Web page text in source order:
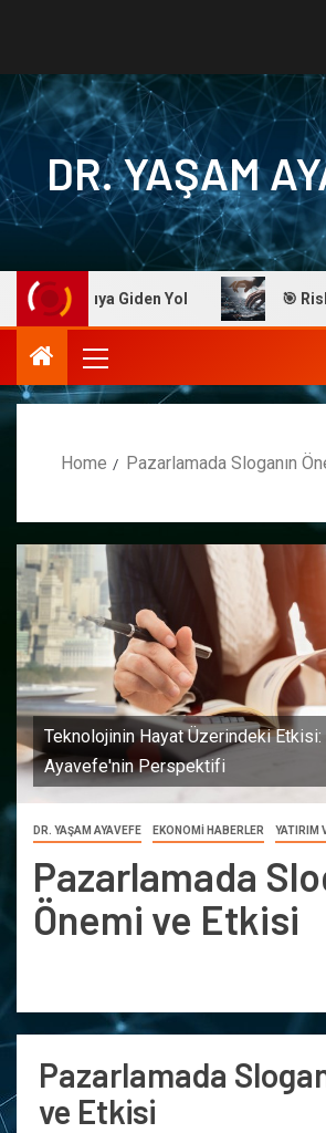
DR. YAŞAM
Giden Yol 🎯 Risk
Home Pazarlamada Sloganın
Teknolojinin Hayat Üzerindeki Etkisi:
Ayavefe'nin Perspektifi
DR. YAŞAM AYAVEFE EKONOMİ HABERLER YATIRIM
Pazarlamada
Önemi ve Etkisi
Pazarlamada
ve Etkisi